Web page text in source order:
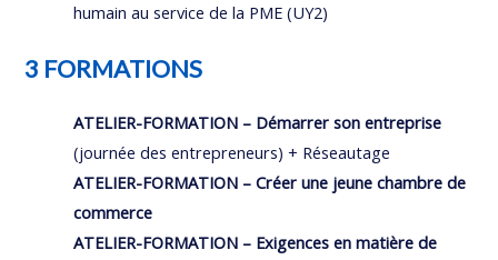
humain au service de la PME (UY2)
3 FORMATIONS
ATELIER-FORMATION – Démarrer son entreprise
(journée des entrepreneurs) + Réseautage
ATELIER-FORMATION – Créer une jeune chambre de
commerce
ATELIER-FORMATION – Exigences en matière de